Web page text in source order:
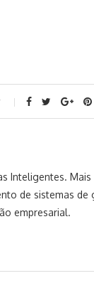
Inteligentes.
de sistemas
empresarial.